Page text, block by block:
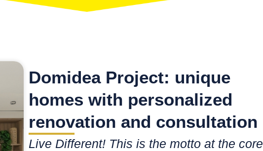
Domidea Project: unique
homes with personalized
renovation and consultation
Live Different! This is the motto at the core